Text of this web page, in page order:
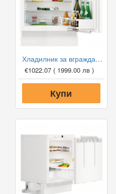
Хладилник за вграждане Liebherr UIKP 1554 Premium
€1022.07 ( 1999.00 лв )
Купи